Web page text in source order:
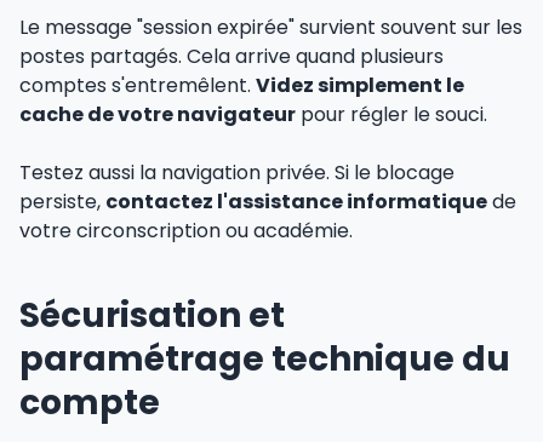
Le message "session expirée" survient souvent sur les
postes partagés. Cela arrive quand plusieurs
comptes s'entremêlent. Videz simplement le
cache de votre navigateur pour régler le souci.
Testez aussi la navigation privée. Si le blocage
persiste, contactez l'assistance informatiquede
votre circonscription ou académie.
Sécurisation et
paramétrage technique du
compte